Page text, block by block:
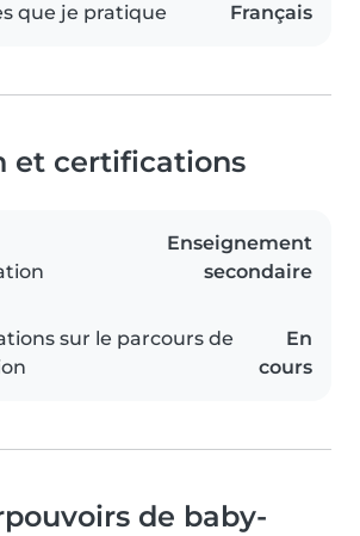
que je pratique Français
et certifications
Enseignement
secondaire
sur le parcours de
En
cours
de baby-